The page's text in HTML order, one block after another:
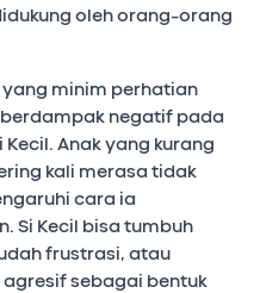
oleh orang-orang
minim perhatian
negatif pada
Anak yang kurang
kali merasa tidak
cara ia
Si Kecil bisa tumbuh
frustrasi, atau
agresif sebagai bentuk